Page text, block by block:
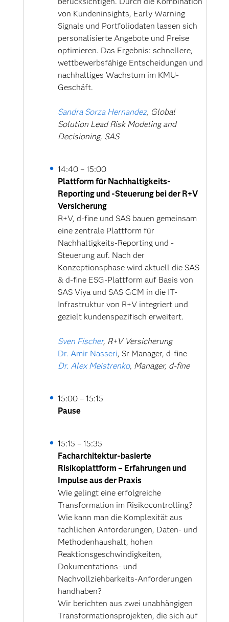
AI‑Turbo: SAS Viya in Aktion
David Weik, Sr Systems Architect,
Applied AI and Modeling, SAS
Produktivitätssteigerung von
Reporting bis Data Science und
Fachlösungen
Produktstrategie von SAS. Welche
Funktionen werden abgedeckt und
welches Modell wird wo genutzt?
Phillip Manschek, Principal Systems
Architect, R&D, SAS
von Kundeninsights, Early Warning
Signals und Portfoliodaten lassen sich
personalisierte Angebote und Preise
optimieren. Das Ergebnis: schnellere,
wettbewerbsfähige Entscheidungen und
nachhaltiges Wachstum im KMU-
Geschäft.
Sandra Sorza Hernandez, Global
Solution Lead Risk Modeling and
Decisioning, SAS
14:40 – 15:00
Plattform für Nachhaltigkeits-
Reporting und -Steuerung bei der R+V
Versicherung
R+V, d-fine und SAS bauen gemeinsam
eine zentrale Plattform für
Nachhaltigkeits-Reporting und -
Steuerung auf. Nach der
Konzeptionsphase wird aktuell die SAS
& d-fine ESG-Plattform auf Basis von
SAS Viya und SAS GCM in die IT-
Infrastruktur von R+V integriert und
gezielt kundenspezifisch erweitert.
Sven Fischer, R+V Versicherung
Dr. Amir Nasseri, Sr Manager, d-fine
Dr. Alex Meistrenko, Manager, d-fine
15:00 – 15:15
Pause
15:15 – 15:35
Facharchitektur-basierte
Risikoplattform – Erfahrungen und
Impulse aus der Praxis
Wie gelingt eine erfolgreiche
Transformation im Risikocontrolling?
Wie kann man die Komplexität aus
fachlichen Anforderungen, Daten- und
Methodenhaushalt, hohen
Reaktionsgeschwindigkeiten,
Dokumentations- und
Nachvollziehbarkeits-Anforderungen
handhaben?
Wir berichten aus zwei unabhängigen
Transformationsprojekten, die sich auf